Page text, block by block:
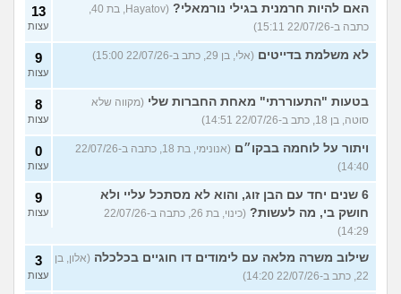
האם להיות חרמנית בגילי נורמאלי?
(Hayatov, בת 40,
כתבה ב-22/07/26 15:11)
13
עצות
לא משלמת בדייטים (אלי, בן 29, כתב ב-22/07/26 15:00) 9
עצות
בטעות "התעוררתי" מאחת החברות שלי (מקווה שלא
סוטה, בן 18, כתב ב-22/07/26 14:51)
8
עצות
ויתור על לוחמה בבקו״ם
(אנונימי, בת 18, כתבה ב-22/07/26
14:40)
0
עצות
6 שנים יחד עם הבן זוג, והוא לא מסתכל עליי ולא
חושק בי, מה לעשות?
(כינוי, בת 26, כתבה ב-22/07/26
14:29)
9
עצות
שילוב משרה מלאה עם לימודים דו חוגיים בכלכלה (אלון, בן
22, כתב ב-22/07/26 14:20)
3
עצות